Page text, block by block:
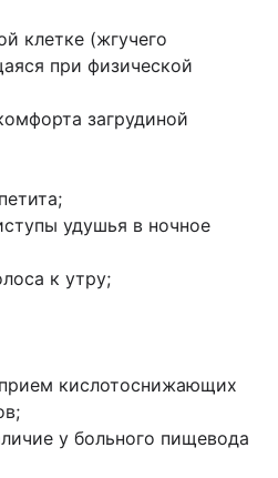
(жгучего
при физической
загрудиной
удушья в ночное
к утру;
кислотоснижающих
у больного пищевода